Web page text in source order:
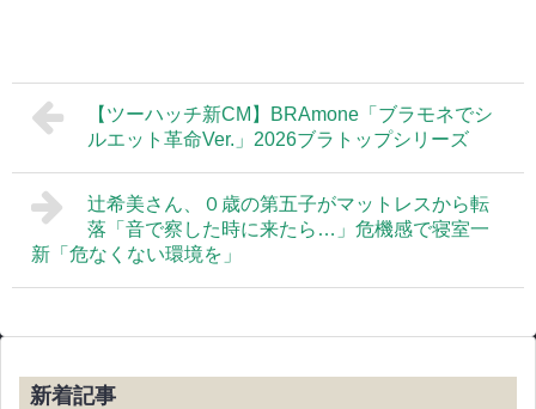
【ツーハッチ新CM】BRAmone「ブラモネでシ
ルエット革命Ver.」2026ブラトップシリーズ
辻希美さん、０歳の第五子がマットレスから転
落「音で察した時に来たら…」危機感で寝室一
新「危なくない環境を」
新着記事